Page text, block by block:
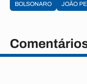
BOLSONARO JOÃO